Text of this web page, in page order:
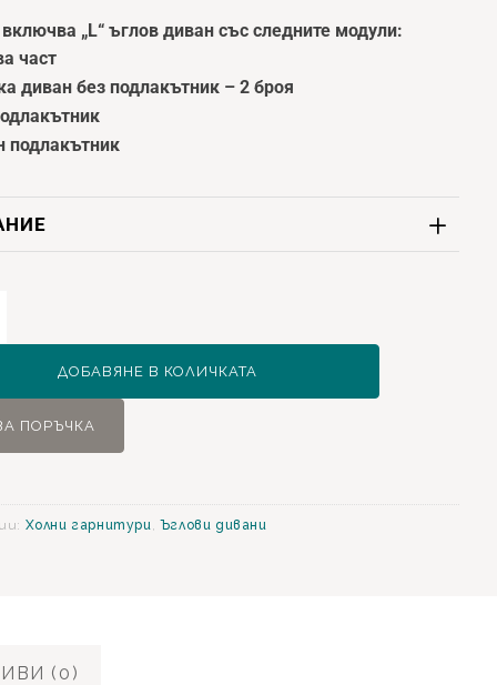
„L“ ъглов диван със следните модули:
част
диван без подлакътник – 2 броя
подлакътник
ДОБАВЯНЕ В КОЛИЧКАТА
ПОРЪЧКА
Холни гарнитури Ъглови дивани
(0)